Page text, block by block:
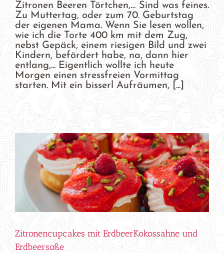
Zitronen Beeren Törtchen,… Sind was feines.
Zu Muttertag, oder zum 70. Geburtstag
der eigenen Mama. Wenn Sie lesen wollen,
wie ich die Torte 400 km mit dem Zug,
nebst Gepäck, einem riesigen Bild und zwei
Kindern, befördert habe, na, dann hier
entlang,... Eigentlich wollte ich heute
Morgen einen stressfreien Vormittag
starten. Mit ein bisserl Aufräumen, [...]
Zitronencupcakes mit ErdbeerKokossahne und
Erdbeersoße